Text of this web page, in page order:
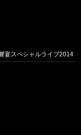
宴スペシャルライブ2014